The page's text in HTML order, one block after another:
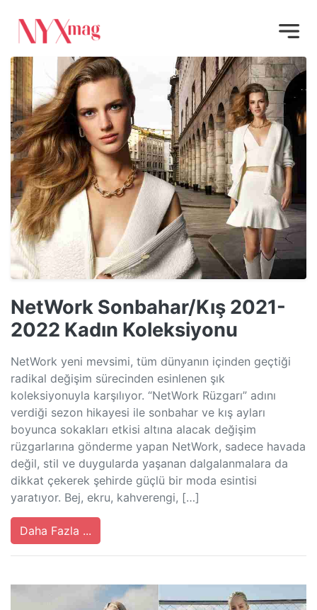
NetWork Sonbahar/Kış 2021-
2022 Kadın Koleksiyonu
NetWork yeni mevsimi, tüm dünyanın içinden geçtiği
radikal değişim sürecinden esinlenen şık
koleksiyonuyla karşılıyor. “NetWork Rüzgarı” adını
verdiği sezon hikayesi ile sonbahar ve kış ayları
boyunca sokakları etkisi altına alacak değişim
rüzgarlarına gönderme yapan NetWork, sadece havada
değil, stil ve duygularda yaşanan dalgalanmalara da
dikkat çekerek şehirde güçlü bir moda esintisi
yaratıyor. Bej, ekru, kahverengi, […]
Daha Fazla ...